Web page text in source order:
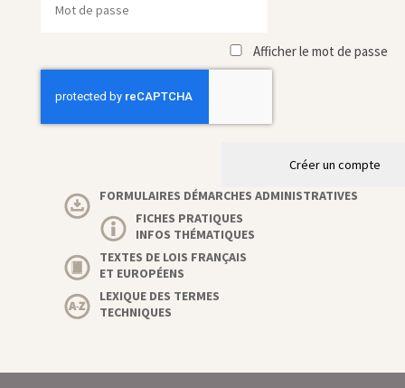
Afficher le mot de passe
Créer un compte
FORMULAIRES DÉMARCHES ADMINISTRATIVES
FICHES PRATIQUES
INFOS THÉMATIQUES
TEXTES DE LOIS FRANÇAIS
ET EUROPÉENS
LEXIQUE DES TERMES
TECHNIQUES